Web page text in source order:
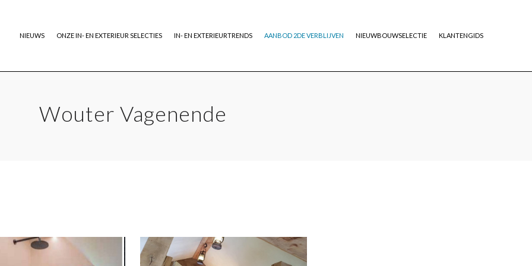
NIEUWS ONZE IN- EN EXTERIEUR SELECTIES IN- EN EXTERIEURTRENDS AANBOD 2DE VERBLIJVEN NIEUWBOUWSELECTIE KLANTENGIDS
Wouter Vagenende